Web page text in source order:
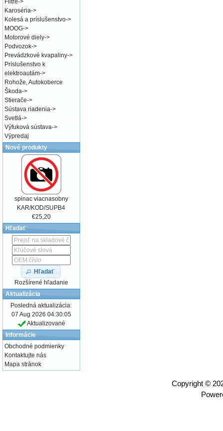
Filtre->
Karoséria->
Kolesá a príslušenstvo->
MOOG->
Motorové diely->
Podvozok->
Prevádzkové kvapaliny->
Príslušenstvo k
elektroautám->
Rohože, Autokoberce
Škoda->
Stierače->
Sústava riadenia->
Svetlá->
Výfuková sústava->
Výpredaj
Nové produkty
spinac viacnasobny
KAR/KOD/SUPB4
€25,20
Hľadať
Hľadať
Rozšírené hľadanie
Aktualizácia
Posledná aktualizácia:
07 Aug 2026 04:30:05
Aktualizované
Informácie
Obchodné podmienky
Kontaktujte nás
Mapa stránok
Copyright ©